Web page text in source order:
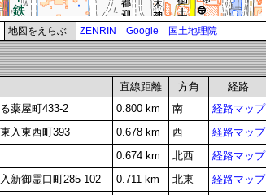
地図をえらぶ ZENRIN Google 国土地理院
直線距離 方角
経路
薬屋町433-2 0.800 km 南
経路マップ
入東西町393 0.678 km 西
経路マップ
0.674 km 北西
経路マップ
新御霊口町285-102 0.711 km 北東
経路マップ